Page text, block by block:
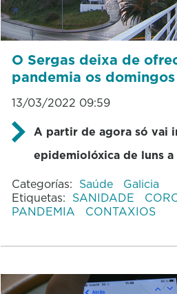
O Sergas deixa de
pandemia os
13/03/2022 09:59
A partir de agora só vai
epidemiolóxica de luns a
Categorías: Saúde
Galicia
Etiquetas: SANIDADE
PANDEMIA
CONTAXIOS